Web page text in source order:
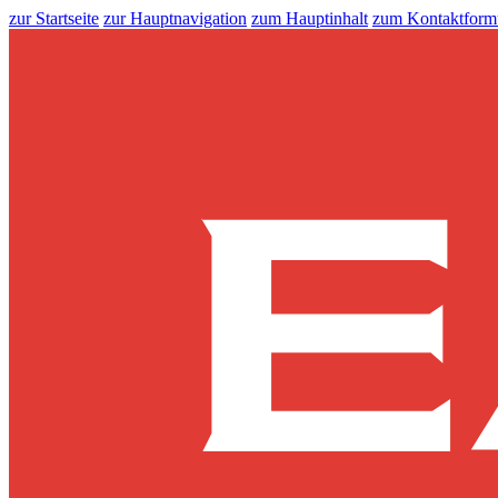
zur Startseite zur Hauptnavigation zum Hauptinhalt zum